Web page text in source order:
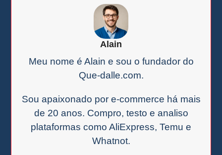
Alain
Meu nome é Alain e sou o fundador do
Que-dalle.com.
Sou apaixonado por e-commerce há mais
de 20 anos. Compro, testo e analiso
plataformas como AliExpress, Temu e
Whatnot.